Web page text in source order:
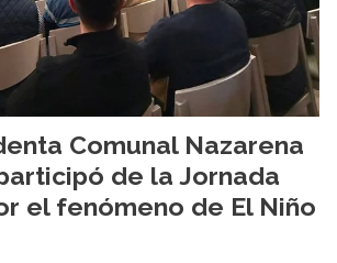
Comunal Nazarena
de la Jornada
el fenómeno de El Niño